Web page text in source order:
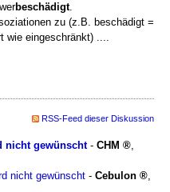
beschädigt.
zu (z.B. beschädigt =
wie eingeschränkt) ....
RSS-Feed dieser Diskussion
nicht gewünscht- CHM
,
nicht gewünscht - Cebulon
,